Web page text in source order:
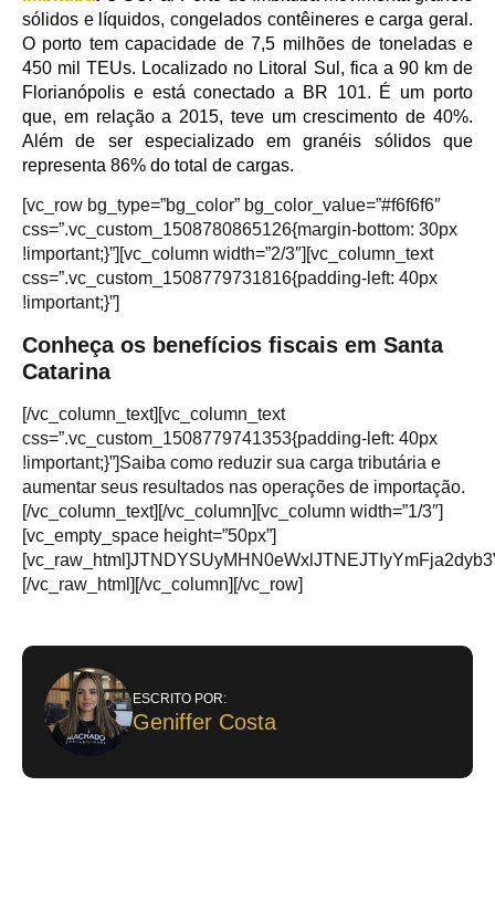
sólidos e líquidos, congelados contêineres e carga geral.
O porto tem capacidade de 7,5 milhões de toneladas e
450 mil TEUs. Localizado no Litoral Sul, fica a 90 km de
Florianópolis e está conectado a BR 101. É um porto
que, em relação a 2015, teve um crescimento de 40%.
Além de ser especializado em granéis sólidos que
representa 86% do total de cargas.
[vc_row bg_type=”bg_color” bg_color_value=”#f6f6f6″
css=”.vc_custom_1508780865126{margin-bottom: 30px
!important;}”][vc_column width=”2/3″][vc_column_text
css=”.vc_custom_1508779731816{padding-left: 40px
!important;}”]
Conheça os benefícios fiscais em Santa
Catarina
[/vc_column_text][vc_column_text
css=”.vc_custom_1508779741353{padding-left: 40px
!important;}”]Saiba como reduzir sua carga tributária e
aumentar seus resultados nas operações de importação.
[/vc_column_text][/vc_column][vc_column width=”1/3″]
[vc_empty_space height=”50px”]
[/vc_raw_html][/vc_column][/vc_row]
ESCRITO POR:
Geniffer Costa